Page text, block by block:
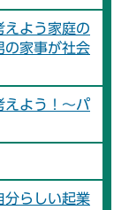
えよう家庭の
の家事が社会
えよう！～パ
分らしい起業